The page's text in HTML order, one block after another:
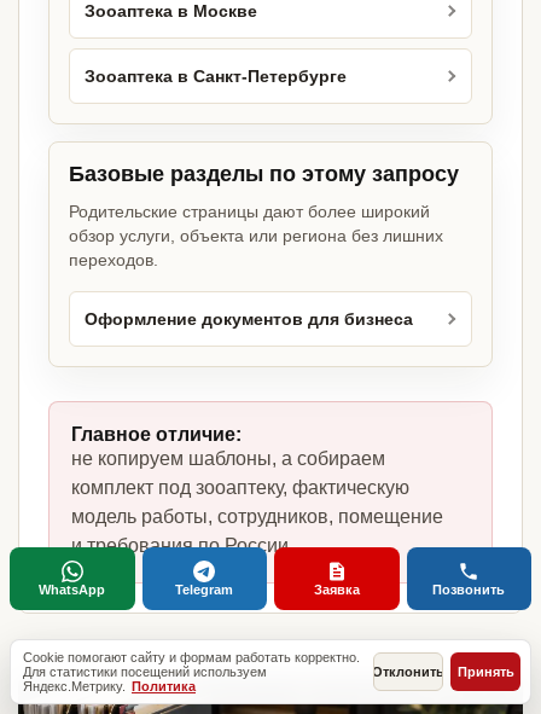
Зооаптека в Москве
Зооаптека в Санкт-Петербурге
Базовые разделы по этому запросу
Родительские страницы дают более широкий
обзор услуги, объекта или региона без лишних
переходов.
Оформление документов для бизнеса
Главное отличие:
не копируем шаблоны, а собираем
комплект под зооаптеку, фактическую
модель работы, сотрудников, помещение
и требования по России.
Cookie помогают сайту и формам работать корректно.
Для статистики посещений используем
Яндекс.Метрику. Политика
Отклонить Принять
WhatsApp Telegram Заявка Позвонить